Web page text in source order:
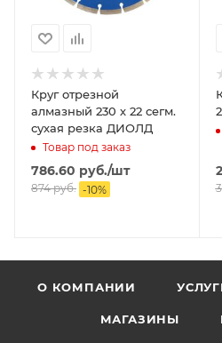
Круг отрезной
алмазный 230 х 22 сегм.
сухая резка ДИОЛД
Товар под заказ
786.60 руб./шт
874руб. -10%
О КОМПАНИИ
МАГАЗИНЫ